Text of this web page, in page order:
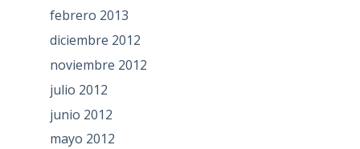
febrero 2013
diciembre 2012
noviembre 2012
julio 2012
junio 2012
mayo 2012